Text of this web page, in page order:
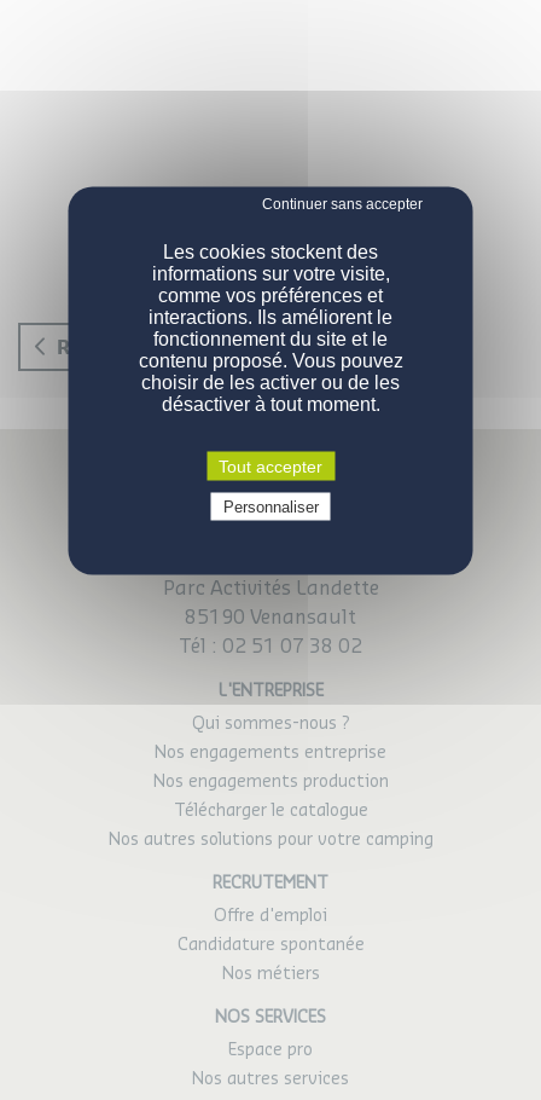
RETOUR
Parc Activités Landette
85190 Venansault
Tél : 02 51 07 38 02
L'ENTREPRISE
Qui sommes-nous ?
Nos engagements entreprise
Nos engagements production
Télécharger le catalogue
Nos autres solutions pour votre camping
RECRUTEMENT
Offre d'emploi
Candidature spontanée
Nos métiers
NOS SERVICES
Espace pro
Nos autres services
Les cookies stockent des
informations sur votre visite,
comme vos préférences et
interactions. Ils améliorent le
fonctionnement du site et le
contenu proposé. Vous pouvez
choisir de les activer ou de les
désactiver à tout moment.
Tout accepter
Personnaliser